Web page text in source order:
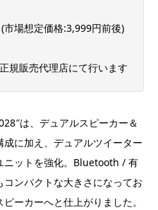
場想定価格:3,999円前後)
規販売代理店にて行います
は、デュアルスピーカー＆
に加え、デュアルツイーター
ニットを強化。Bluetooth / 有
ンパクトな大きさになってお
ーカーへと仕上がりました。